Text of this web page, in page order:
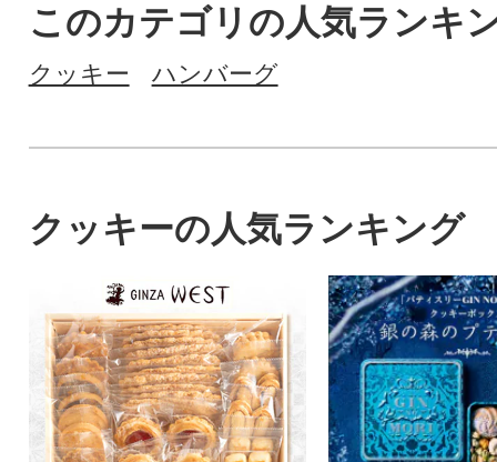
このカテゴリの人気ランキ
クッキー ハンバーグ
クッキーの人気ランキング